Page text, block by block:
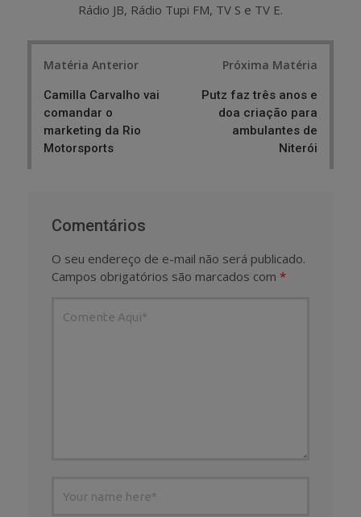
Rádio JB, Rádio Tupi FM, TV S e TV E.
Matéria Anterior
Camilla Carvalho vai
comandar o
marketing da Rio
Motorsports
Próxima Matéria
Putz faz três anos e
doa criação para
ambulantes de
Niterói
Comentários
O seu endereço de e-mail não será publicado.
Campos obrigatórios são marcados com *